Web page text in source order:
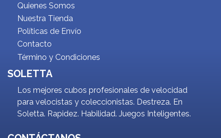
Quienes Somos
Nuestra Tienda
Políticas de Envío
Contacto
Término y Condiciones
SOLETTA
Los mejores cubos profesionales de velocidad
para velocistas y coleccionistas. Destreza. En
Soletta. Rapidez. Habilidad. Juegos Inteligentes.